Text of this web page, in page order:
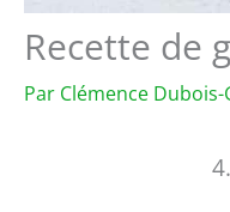
Recette de
Par Clémence